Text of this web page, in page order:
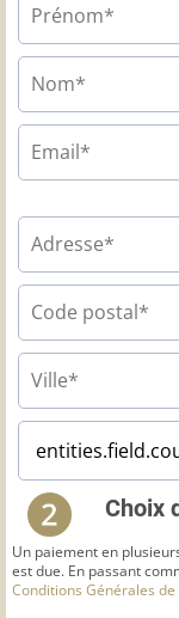
Choix
Un paiement en
est due. En passant
Conditions Générales de